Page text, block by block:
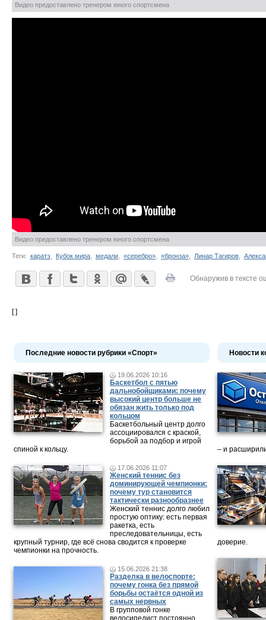
Видео предоставлено тренером юного спортсмена
Видео предоставлено тренером юного спортсмена
Теги: каратэ Кубок мира медали «серебро» «бронза» Линар Тагиров
Обнаружив в тексте
[ ]
Последние новости рубрики «Спорт»
19.06.2026 10:16
Баскетбол с пятью
дальнобойщиками: почему
высокий центр больше не
обязан жить только под
кольцом
Баскетбольный центр долго
ассоциировался с краской,
борьбой за подбор и игрой
спиной к кольцу.
17.06.2026 11:07
Женский теннис без
доминирующей чемпионки:
почему тур становится
тактически разнообразнее
Женский теннис долго любил
простую оптику: есть первая
ракетка, есть
преследовательницы, есть
крупный турнир, где всё снова сводится к проверке
чемпионки на прочность.
15.06.2026 21:38
Разделка в велоспорте:
почему гонка без прямой
борьбы остаётся одной из
самых нервных
В групповой гонке
велосипедист постоянно
Новости
– и
доверие.